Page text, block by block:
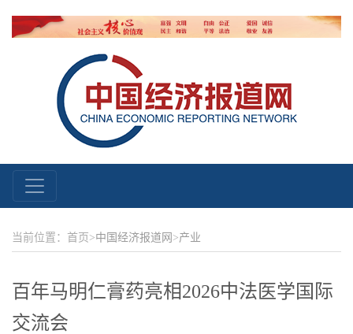
当前位置：首页>中国经济报道网 >产业
百年马明仁膏药亮相2026中法医学国际
交流会